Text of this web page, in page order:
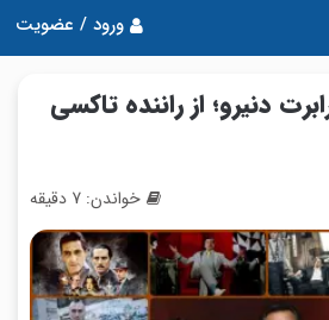
ورود / عضویت
دنیرو؛ از راننده تاکسی
خواندن: 7 دقیقه